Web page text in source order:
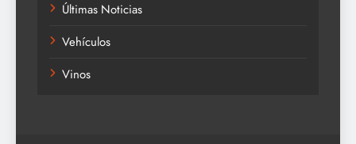
Últimas Noticias
Vehículos
Vinos